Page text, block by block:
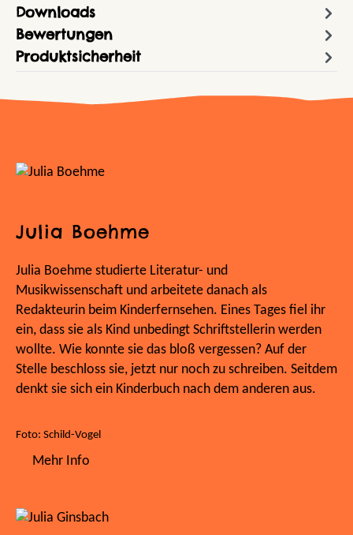
Downloads
Bewertungen
Produktsicherheit
Julia Boehme
Julia Boehme studierte Literatur- und
Musikwissenschaft und arbeitete danach als
Redakteurin beim Kinderfernsehen. Eines Tages fiel ihr
ein, dass sie als Kind unbedingt Schriftstellerin werden
wollte. Wie konnte sie das bloß vergessen? Auf der
Stelle beschloss sie, jetzt nur noch zu schreiben. Seitdem
denkt sie sich ein Kinderbuch nach dem anderen aus.
Foto: Schild-Vogel
Mehr Info